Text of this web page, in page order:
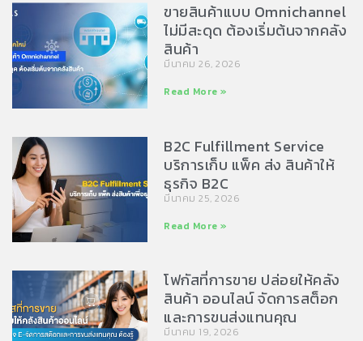
ขายสินค้าแบบ Omnichannel
ไม่มีสะดุด ต้องเริ่มต้นจากคลัง
สินค้า
มีนาคม 26, 2026
Read More »
B2C Fulfillment Service
บริการเก็บ แพ็ค ส่ง สินค้าให้
ธุรกิจ B2C
มีนาคม 25, 2026
Read More »
โฟกัสที่การขาย ปล่อยให้คลัง
สินค้า ออนไลน์ จัดการสต็อก
และการขนส่งแทนคุณ
มีนาคม 19, 2026